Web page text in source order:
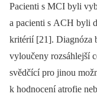
Pacienti s MCI byli
a pacienti s ACH byli
kritérií [21]. Diagnóza
vyloučeny rozsáhlejší
svědčící pro jinou
k hodnocení atrofie